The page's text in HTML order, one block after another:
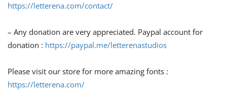
https://letterena.com/contact/
– Any donation are very appreciated. Paypal account for
donation : https://paypal.me/letterenastudios
Please visit our store for more amazing fonts :
https://letterena.com/